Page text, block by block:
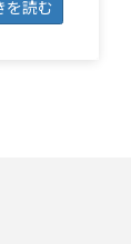
を読む